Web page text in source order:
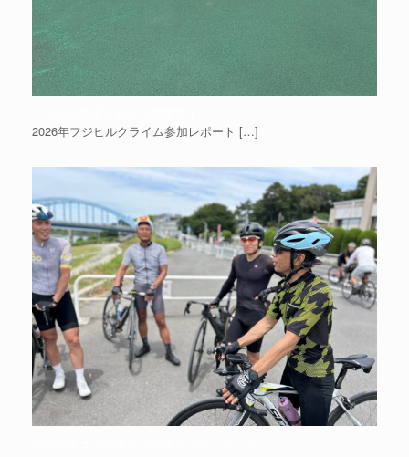
2026年フジヒルクライム参加レポート […]